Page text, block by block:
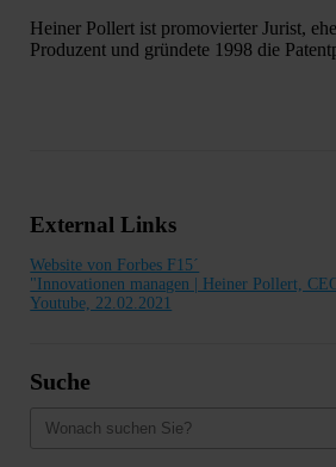
Heiner Pollert ist promovierter Jurist,
Produzent und gründete 1998 die
External Links
Website von Forbes F15´
"Innovationen managen | Heiner Pollert,
Youtube, 22.02.2021
Suche